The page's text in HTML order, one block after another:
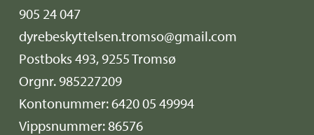
905 24 047
dyrebeskyttelsen.tromso@gmail.com
Postboks 493, 9255 Tromsø
Orgnr. 985227209
Kontonummer: 6420 05 49994
Vippsnummer: 86576